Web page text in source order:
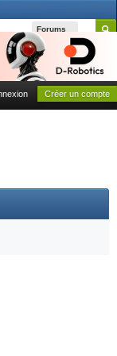
Forums
Créer un compte